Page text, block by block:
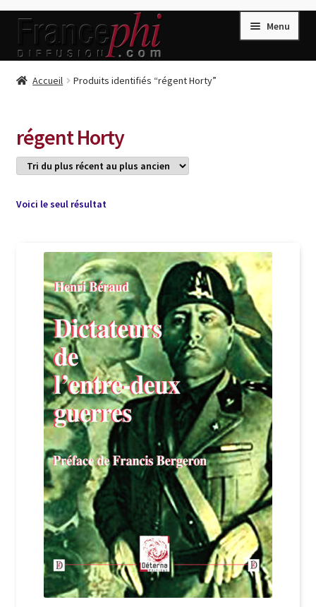
Aller
la
Aller
contenu
Menu
Accueil
Caisse
Compte
Conditions de Vente
Connection
Listes d’Envies
Livres de Peter Randa
Livres de Philippe Randa
Login Customizer
Newsletter
Nous Contacter
Panier
Politique de confidentialité et cookies
Qui sommes-nous ?
Soutien à Philippe Randa
Suivi de la Commande
Accueil Produits identifiés “régent Horty”
régent Horty
Voici le seul résultat